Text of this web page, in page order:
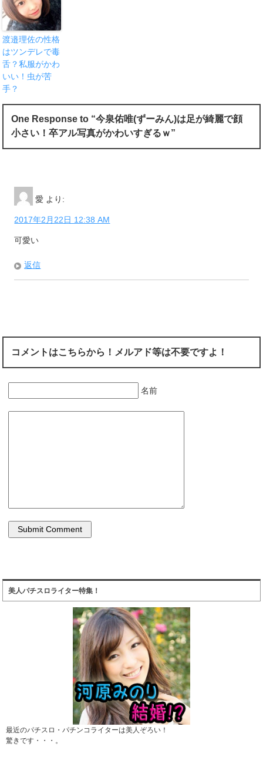
渡邉理佐の性格
はツンデレで毒
舌？私服がかわ
いい！虫が苦
手？
One Response to “今泉佑唯(ずーみん)は足が綺麗で顔
小さい！卒アル写真がかわいすぎるｗ”
愛 より:
2017年2月22日 12:38 AM
可愛い
返信
コメントはこちらから！メルアド等は不要ですよ！
名前
美人パチスロライター特集！
最近のパチスロ・パチンコライターは美人ぞろい！
驚きです・・・。